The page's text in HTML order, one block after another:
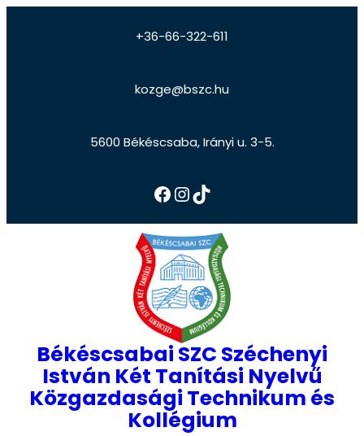
+36-66-322-611
kozge@bszc.hu
5600 Békéscsaba, Irányi u. 3-5.
Békéscsabai SZC Széchenyi
István Két Tanítási Nyelvű
Közgazdasági Technikum és
Kollégium